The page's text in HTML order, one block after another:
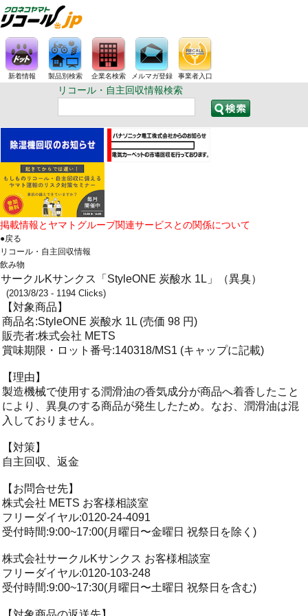
新着情報 製品別検索 企業名検索 メルマガ登録 事業者入口
リコール・自主回収情報検索
掲載情報とヤマトグループ関連サービスとの関係について
●戻る
リコール・自主回収情報
飲み物
サークルKサンクス「StyleONE 炭酸水 1L」（異臭）
(2013/8/23 - 1194 Clicks)
【対象商品】
商品名:StyleONE 炭酸水 1L (売価 98 円)
販売者:株式会社 METS
賞味期限・ロット番号:140318/MS1 (キャップに記載)
【理由】
製造機械で使用する潤滑油の香気成分が商品へ着香したこと
により、異臭のする商品が発生したため。なお、潤滑油は混
入しておりません。
【対策】
自主回収、返金
【お問合せ先】
株式会社 METS お客様相談室
フリーダイヤル:0120-24-4091
受付時間:9:00~17:00(月曜日〜金曜日 祝祭日を除く)
株式会社サークルKサンクス お客様相談室
フリーダイヤル:0120-103-248
受付時間:9:00~17:30(月曜日〜土曜日 祝祭日を含む)